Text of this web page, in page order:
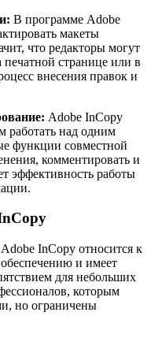
В программе Adobe
макеты
что редакторы могут
печатной странице или в
внесения правок и
Adobe InCopy
работать над одним
функции совместной
комментировать и
эффективность работы
InCopy относится к
и имеет
для небольших
которым
но ограничены